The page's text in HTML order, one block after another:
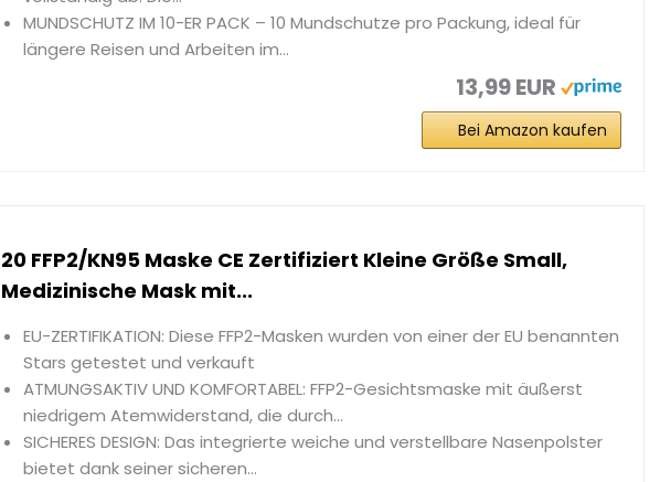
MUNDSCHUTZ IM 10-ER PACK – 10 Mundschutze pro Packung, ideal für
längere Reisen und Arbeiten im...
13,99 EUR
Bei Amazon kaufen
20 FFP2/KN95 Maske CE Zertifiziert Kleine Größe Small,
Medizinische Mask mit...
EU-ZERTIFIKATION: Diese FFP2-Masken wurden von einer der EU benannten
Stars getestet und verkauft
ATMUNGSAKTIV UND KOMFORTABEL: FFP2-Gesichtsmaske mit äußerst
niedrigem Atemwiderstand, die durch...
SICHERES DESIGN: Das integrierte weiche und verstellbare Nasenpolster
bietet dank seiner sicheren...